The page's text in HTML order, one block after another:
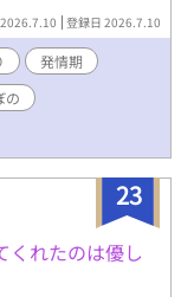
にも見つからない場
来る前に片付け
大好きな恋人との
せんように。 ――そ
見つけて欲しいと
登録日 2026.7.10
発情期
の
23
くれたのは優し